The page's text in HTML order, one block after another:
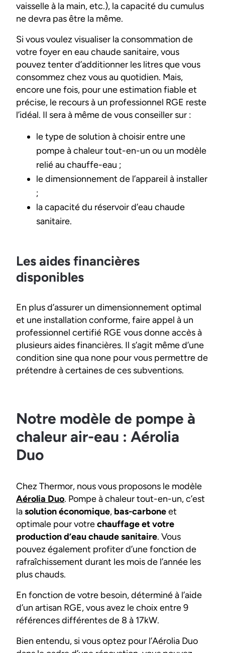
vaisselle à la main, etc.), la capacité du cumulus
ne devra pas être la même.
Si vous voulez visualiser la consommation de
votre foyer en eau chaude sanitaire, vous
pouvez tenter d’additionner les litres que vous
consommez chez vous au quotidien. Mais,
encore une fois, pour une estimation fiable et
précise, le recours à un professionnel RGE reste
l’idéal. Il sera à même de vous conseiller sur :
le type de solution à choisir entre une
pompe à chaleur tout-en-un ou un modèle
relié au chauffe-eau ;
le dimensionnement de l’appareil à installer
;
la capacité du réservoir d’eau chaude
sanitaire.
Les aides financières
disponibles
En plus d’assurer un dimensionnement optimal
et une installation conforme, faire appel à un
professionnel certifié RGE vous donne accès à
plusieurs aides financières. Il s’agit même d’une
condition sine qua none pour vous permettre de
prétendre à certaines de ces subventions.
Notre modèle de pompe à
chaleur air-eau : Aérolia
Duo
Chez Thermor, nous vous proposons le modèle
Aérolia Duo. Pompe à chaleur tout-en-un, c’est
lasolution économique, bas-carboneet
optimale pour votrechauffage et votre
production d’eau chaude sanitaire. Vous
pouvez également profiter d’une fonction de
rafraîchissement durant les mois de l’année les
plus chauds.
En fonction de votre besoin, déterminé à l’aide
d’un artisan RGE, vous avez le choix entre 9
références différentes de 8 à 17kW.
Bien entendu, si vous optez pour l’Aérolia Duo